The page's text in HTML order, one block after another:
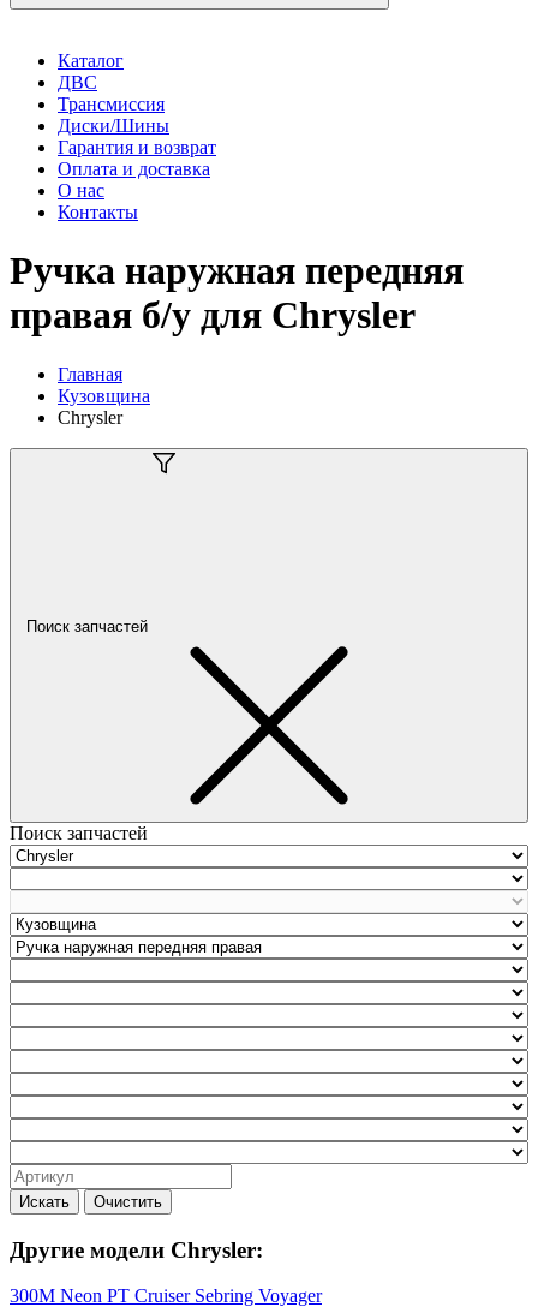
Каталог
ДВС
Трансмиссия
Диски/Шины
Гарантия и возврат
Оплата и доставка
О нас
Контакты
Ручка наружная передняя
правая б/у для Chrysler
Главная
Кузовщина
Chrysler
Поиск запчастей
Поиск запчастей
Искать Очистить
Другие модели Chrysler:
300M Neon PT Cruiser Sebring Voyager